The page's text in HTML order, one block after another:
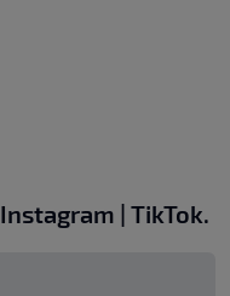
Instagram | TikTok.